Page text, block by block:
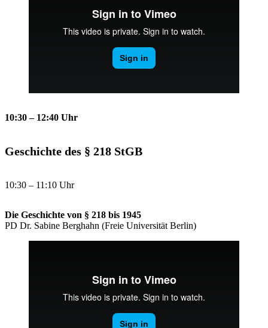
10:30 – 12:40 Uhr
Geschichte des § 218 StGB
10:30 – 11:10 Uhr
Die Geschichte von § 218 bis 1945
PD Dr. Sabine Berghahn (Freie Universität Berlin)